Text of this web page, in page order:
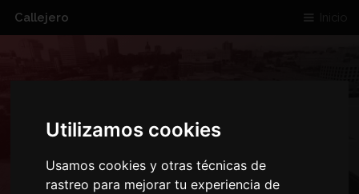
Utilizamos cookies
Usamos cookies y otras técnicas de
rastreo para mejorar tu experiencia de
Callejero Inicio
ENMEDIO ELCHE